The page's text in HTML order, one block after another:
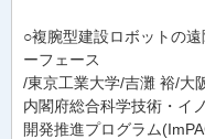
○複腕型建設ロボットの
ーフェース
/東京工業大学/吉灘 裕/大
内閣府総合科学技術・イ
開発推進プログラム